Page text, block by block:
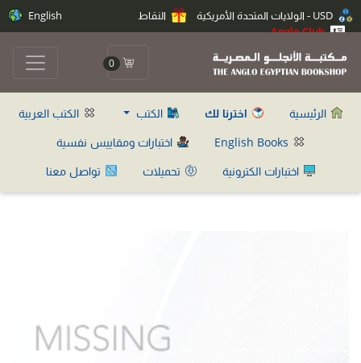
النقاط
Anglo Club
English
0
الرئيسية اخترنا لك الكتب
الكتب العربية
اختبارات ومقاييس نفسية
اختبارات الكترونية
تحميلات تواصل معنا